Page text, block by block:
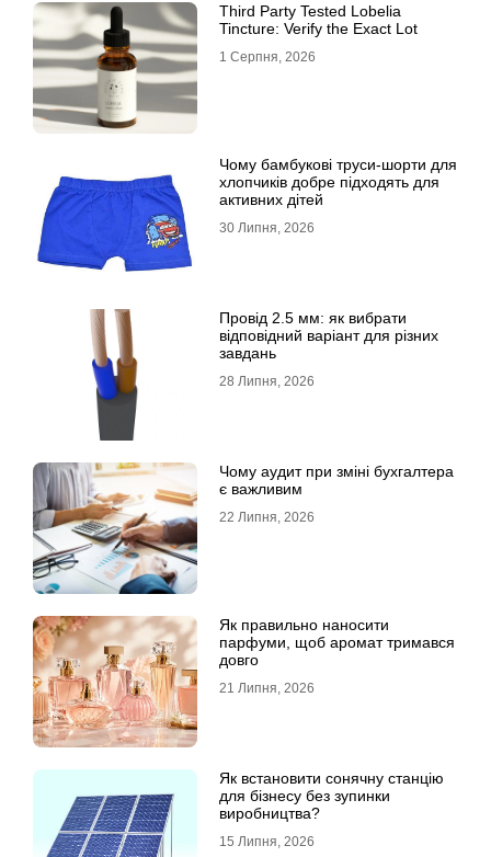
Third Party Tested Lobelia
Tincture: Verify the Exact Lot
1 Серпня, 2026
Чому бамбукові труси-шорти для
хлопчиків добре підходять для
активних дітей
30 Липня, 2026
Провід 2.5 мм: як вибрати
відповідний варіант для різних
завдань
28 Липня, 2026
Чому аудит при зміні бухгалтера
є важливим
22 Липня, 2026
Як правильно наносити
парфуми, щоб аромат тримався
довго
21 Липня, 2026
Як встановити сонячну станцію
для бізнесу без зупинки
виробництва?
15 Липня, 2026